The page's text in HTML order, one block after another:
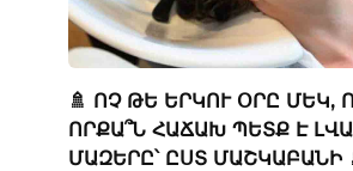
🚿 ՈՉ ԹԵ ԵՐԿՈՒ ՕՐԸ ՄԵԿ,
ՈՐՔԱ՞Ն ՀԱՃԱԽ ՊԵՏՔ Է
ՄԱԶԵՐԸ՝ ԸՍՏ ՄԱՇԿԱԲԱՆԻ